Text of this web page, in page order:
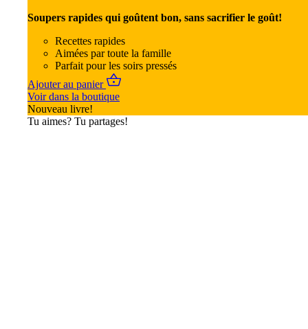
Soupers rapides qui goûtent bon, sans sacrifier le goût!
Recettes rapides
Aimées par toute la famille
Parfait pour les soirs pressés
Ajouter au panier
Voir dans la boutique
Nouveau livre!
Tu aimes? Tu partages!